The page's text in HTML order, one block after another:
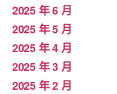
2025 年 6 月
2025 年 5 月
2025 年 4 月
2025 年 3 月
2025 年 2 月